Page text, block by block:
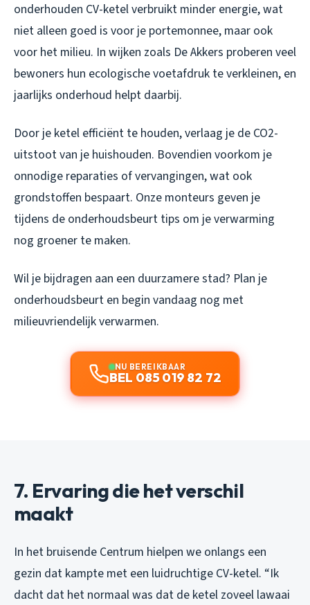
onderhouden CV-ketel verbruikt minder energie, wat
niet alleen goed is voor je portemonnee, maar ook
voor het milieu. In wijken zoals De Akkers proberen veel
bewoners hun ecologische voetafdruk te verkleinen, en
jaarlijks onderhoud helpt daarbij.
Door je ketel efficiënt te houden, verlaag je de CO2-
uitstoot van je huishouden. Bovendien voorkom je
onnodige reparaties of vervangingen, wat ook
grondstoffen bespaart. Onze monteurs geven je
tijdens de onderhoudsbeurt tips om je verwarming
nog groener te maken.
Wil je bijdragen aan een duurzamere stad? Plan je
onderhoudsbeurt en begin vandaag nog met
milieuvriendelijk verwarmen.
NU BEREIKBAAR
BEL 085 019 82 72
7. Ervaring die het verschil
maakt
In het bruisende Centrum hielpen we onlangs een
gezin dat kampte met een luidruchtige CV-ketel. “Ik
dacht dat het normaal was dat de ketel zoveel lawaai